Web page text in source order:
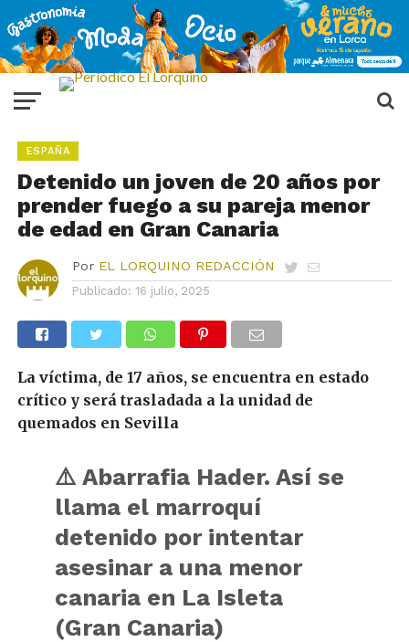
ESPAÑA
Detenido un joven de 20 años por
prender fuego a su pareja menor
de edad en Gran Canaria
Por EL LORQUINO REDACCIÓN
Publicado: 16 julio, 2025
La víctima, de 17 años, se encuentra en estado
crítico y será trasladada a la unidad de
quemados en Sevilla
⚠️ Abarrafia Hader. Así se
llama el marroquí
detenido por intentar
asesinar a una menor
canaria en La Isleta
(Gran Canaria)